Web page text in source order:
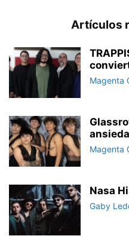
Artículos
Magenta
Magenta
Nasa
Gaby